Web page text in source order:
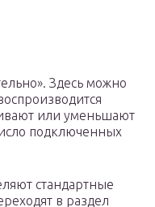
Здесь можно
или уменьшают
подключенных
стандартные
в раздел